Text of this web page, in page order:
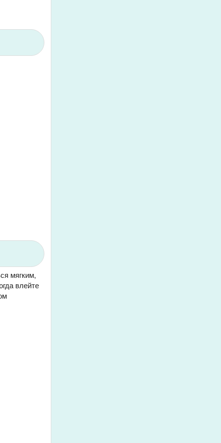
мягким,
влейте